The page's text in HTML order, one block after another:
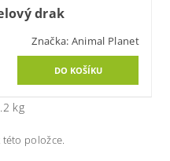
drak
Značka: Animal Planet
kg
položce.